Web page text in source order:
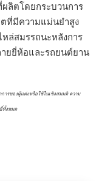
ลิตโดยกระบวนการ
ที่มีความแม่นยำสูง
ล่สมรรถนะหลังการ
ยยี่ห้อและรถยนต์ยาน
ารของผู้แต่งหรือใช้ในเชิงสมมติ ความ
ทั้งหมด